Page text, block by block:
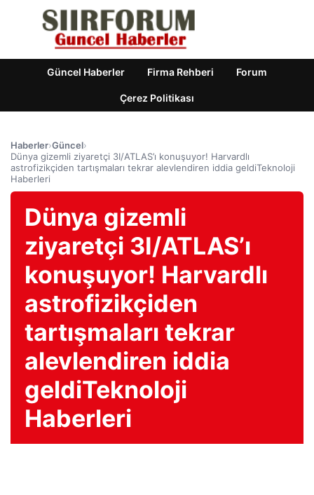
Güncel Haberler Firma Rehberi Forum
Çerez Politikası
Haberler›Güncel›
Dünya gizemli ziyaretçi 3I/ATLAS’ı konuşuyor! Harvardlı
astrofizikçiden tartışmaları tekrar alevlendiren iddia geldiTeknoloji
Haberleri
Dünya gizemli
ziyaretçi 3I/ATLAS’ı
konuşuyor! Harvardlı
astrofizikçiden
tartışmaları tekrar
alevlendiren iddia
geldiTeknoloji
Haberleri